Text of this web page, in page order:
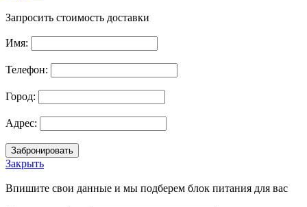
Запросить стоимость доставки
Имя:
Телефон:
Город:
Адрес:
Закрыть
Впишите свои данные и мы подберем блок питания для вас